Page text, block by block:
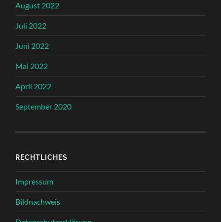
August 2022
Juli 2022
Juni 2022
Mai 2022
April 2022
September 2020
RECHTLICHES
Impressum
Bildnachweis